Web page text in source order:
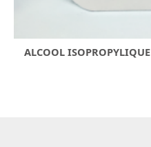
ALCOOL ISOPROPYLIQUE